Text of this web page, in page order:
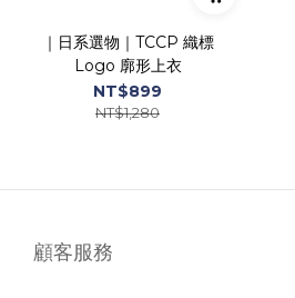
｜日系選物｜TCCP 織標
Logo 廓形上衣
NT$899
NT$1,280
顧客服務